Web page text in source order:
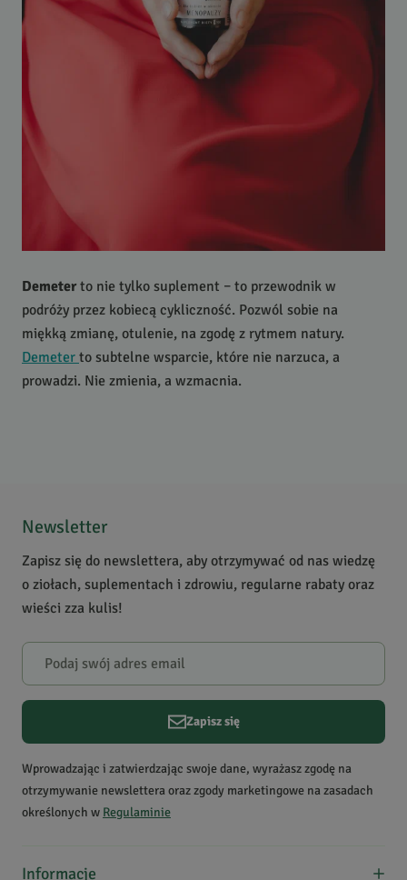
Demeterto nie tylko suplement – to przewodnik w
podróży przez kobiecą cykliczność. Pozwól sobie na
miękką zmianę, otulenie, na zgodę z rytmem natury.
Demeter to subtelne wsparcie, które nie narzuca, a
prowadzi. Nie zmienia, a wzmacnia.
Newsletter
Zapisz się do newslettera, aby otrzymywać od nas wiedzę
o ziołach, suplementach i zdrowiu, regularne rabaty oraz
wieści zza kulis!
Zapisz się
Wprowadzając i zatwierdzając swoje dane, wyrażasz zgodę na
otrzymywanie newslettera oraz zgody marketingowe na zasadach
określonych w Regulaminie
Informacje